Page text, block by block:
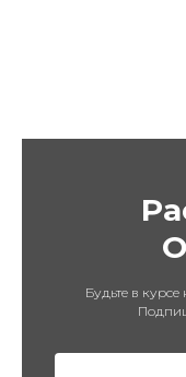
Будьте в